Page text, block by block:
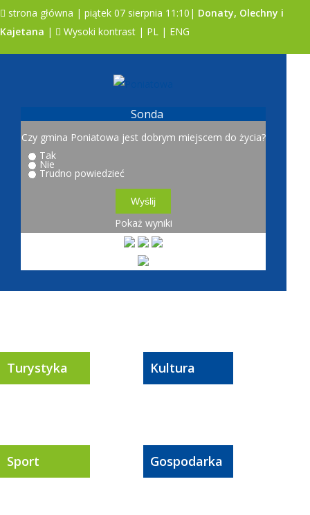
strona główna | piątek 07 sierpnia 11:10| Donaty, Olechny i
Kajetana | Wysoki kontrast | PL | ENG
Sonda
Czy gmina Poniatowa jest dobrym miejscem do życia?
Tak
Nie
Trudno powiedzieć
Pokaż wyniki
Turystyka Kultura
Sport Gospodarka